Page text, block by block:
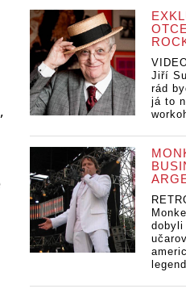
neúspěšného
hudebníka (27.): Noty
Jiří
rád
já to